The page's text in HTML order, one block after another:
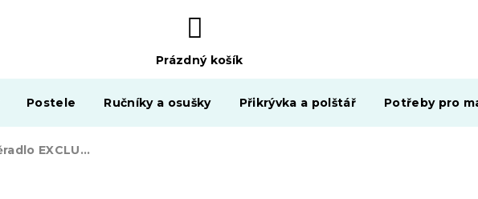
NÁKUPNÍ
KOŠÍK
Prázdný košík
Postele Ručníky a osušky Přikrývka a polštář Potřeby pro
Froté prostěradlo EXCLUSIVE bílé 160x200 cm